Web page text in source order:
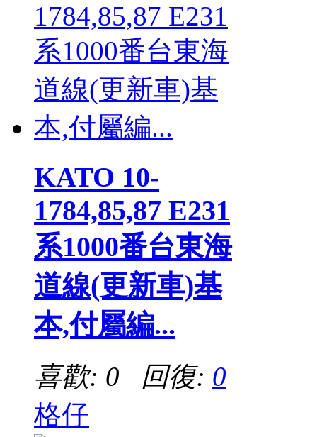
KATO 10-
1784,85,87 E231
系1000番台東海
道線(更新車)基
本,付屬編...
喜歡: 0 回復: 0
格仔